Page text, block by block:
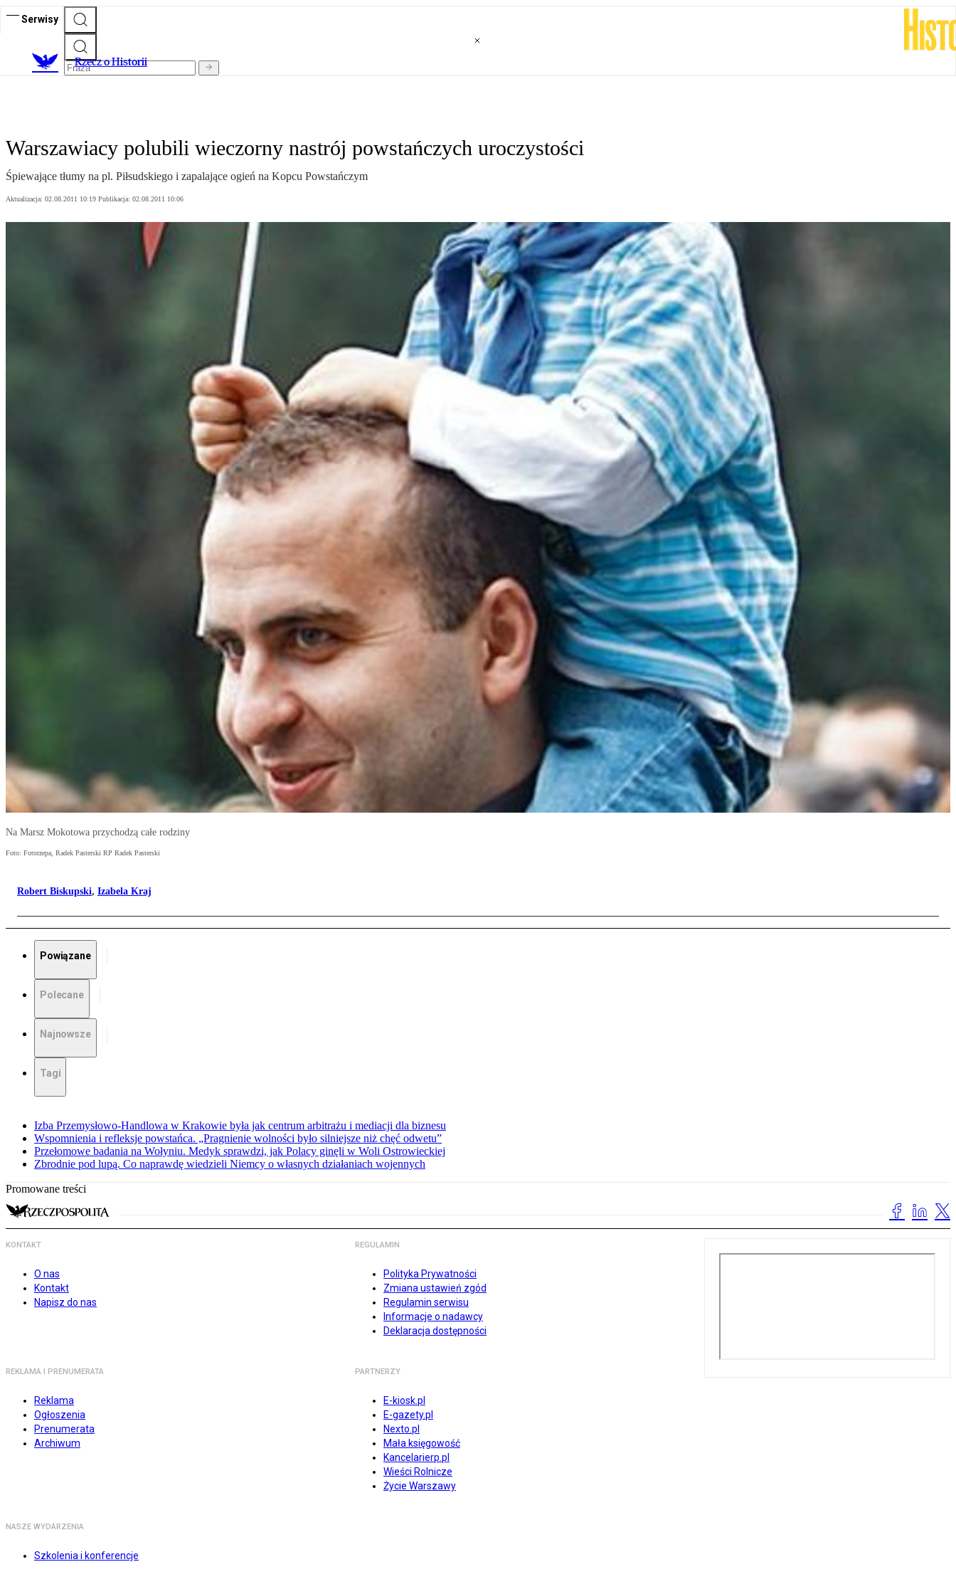
Serwisy
Rzecz o Historii
Warszawiacy polubili wieczorny nastrój powstańczych uroczystości
Śpiewające tłumy na pl. Piłsudskiego i zapalające ogień na Kopcu Powstańczym
Aktualizacja: 02.08.2011 10:19 Publikacja: 02.08.2011 10:06
Na Marsz Mokotowa przychodzą całe rodziny
Foto: Fotorzepa, Radek Pasterski RP Radek Pasterski
Robert Biskupski, Izabela Kraj
Powiązane
Polecane
Najnowsze
Tagi
Izba Przemysłowo-Handlowa w Krakowie była jak centrum arbitrażu i mediacji dla biznesu
Wspomnienia i refleksje powstańca. „Pragnienie wolności było silniejsze niż chęć odwetu”
Przełomowe badania na Wołyniu. Medyk sprawdzi, jak Polacy ginęli w Woli Ostrowieckiej
Zbrodnie pod lupą. Co naprawdę wiedzieli Niemcy o własnych działaniach wojennych
Promowane treści
KONTAKT
O nas
Kontakt
Napisz do nas
REGULAMIN
Polityka Prywatności
Zmiana ustawień zgód
Regulamin serwisu
Informacje o nadawcy
Deklaracja dostępności
REKLAMA I PRENUMERATA
Reklama
Ogłoszenia
Prenumerata
Archiwum
PARTNERZY
E-kiosk.pl
E-gazety.pl
Nexto.pl
Mała księgowość
Kancelarierp.pl
Wieści Rolnicze
Życie Warszawy
NASZE WYDARZENIA
Szkolenia i konferencje